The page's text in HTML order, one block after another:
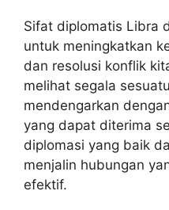
Sifat diplomatis Libra
untuk meningkatkan
dan resolusi konflik
melihat segala
mendengarkan
yang dapat diterima
diplomasi yang baik
menjalin hubungan
efektif.